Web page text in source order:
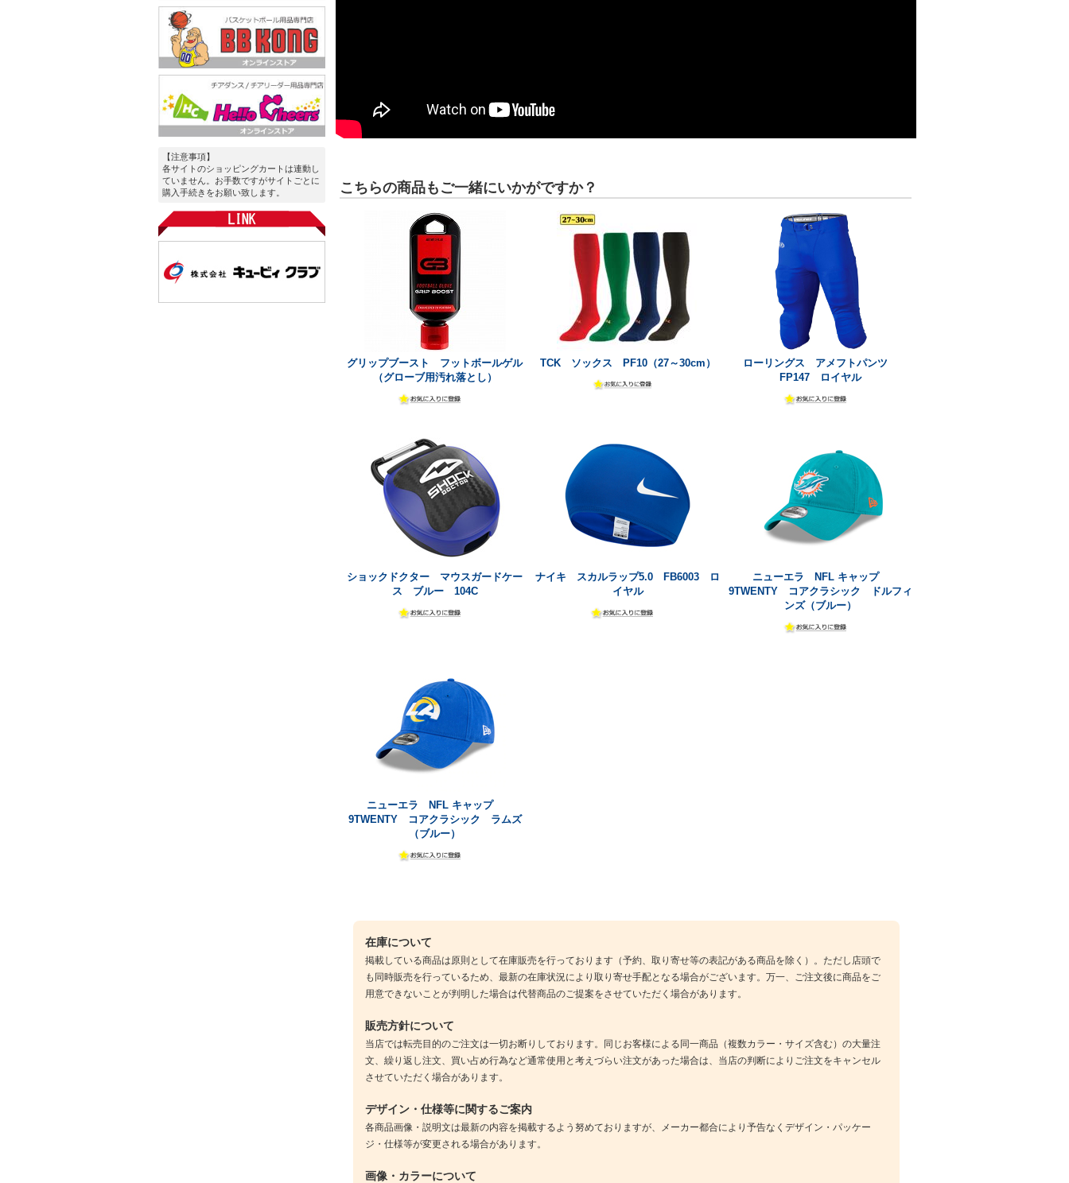
【注意事項】
各サイトのショッピングカートは連動し
ていません。お手数ですがサイトごとに
購入手続きをお願い致します。
こちらの商品もご一緒にいかがですか？
グリップブースト フットボールゲル
（グローブ用汚れ落とし）
TCK ソックス PF10（27～30cm）
ローリングス アメフトパンツ
FP147 ロイヤル
ショックドクター マウスガードケー
ス ブルー 104C
ナイキ スカルラップ5.0 FB6003 ロ
イヤル
ニューエラ NFL キャップ
9TWENTY コアクラシック ドルフィ
ンズ（ブルー）
ニューエラ NFL キャップ
9TWENTY コアクラシック ラムズ
（ブルー）
在庫について
掲載している商品は原則として在庫販売を行っております（予約、取り寄せ等の表記がある商品を除く）。ただし店頭で
も同時販売を行っているため、最新の在庫状況により取り寄せ手配となる場合がございます。万一、ご注文後に商品をご
用意できないことが判明した場合は代替商品のご提案をさせていただく場合があります。
販売方針について
当店では転売目的のご注文は一切お断りしております。同じお客様による同一商品（複数カラー・サイズ含む）の大量注
文、繰り返し注文、買い占め行為など通常使用と考えづらい注文があった場合は、当店の判断によりご注文をキャンセル
させていただく場合があります。
デザイン・仕様等に関するご案内
各商品画像・説明文は最新の内容を掲載するよう努めておりますが、メーカー都合により予告なくデザイン・パッケー
ジ・仕様等が変更される場合があります。
画像・カラーについて